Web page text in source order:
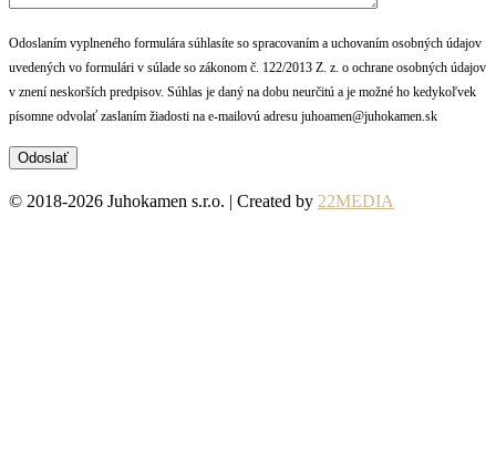
Odoslaním vyplneného formulára súhlasíte so spracovaním a uchovaním osobných údajov
uvedených vo formulári v súlade so zákonom č. 122/2013 Z. z. o ochrane osobných údajov
v znení neskorších predpisov. Súhlas je daný na dobu neurčitú a je možné ho kedykoľvek
písomne odvolať zaslaním žiadosti na e-mailovú adresu juhoamen@juhokamen.sk
© 2018-2026 Juhokamen s.r.o. | Created by 22MEDIA